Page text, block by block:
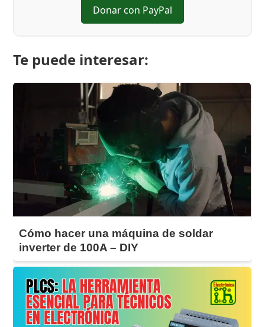
Donar con PayPal
Te puede interesar:
Cómo hacer una máquina de soldar
inverter de 100A – DIY